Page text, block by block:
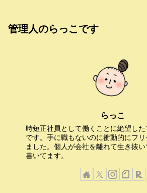
管理人のらっこです
らっこ
時短正社員として働くことに絶望し
です。手に職もないのに衝動的にフリ
ました。個人が会社を離れて生き抜
書いてます。